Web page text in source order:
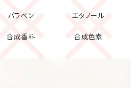
パラベン エタノール
合成香料 合成色素